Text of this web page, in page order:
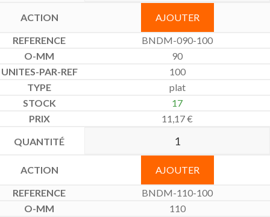
AJOUTER
BNDM-090-100
90
100
plat
17
11,17€
AJOUTER
BNDM-110-100
110